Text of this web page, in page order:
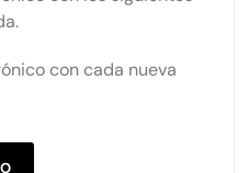
con cada nueva